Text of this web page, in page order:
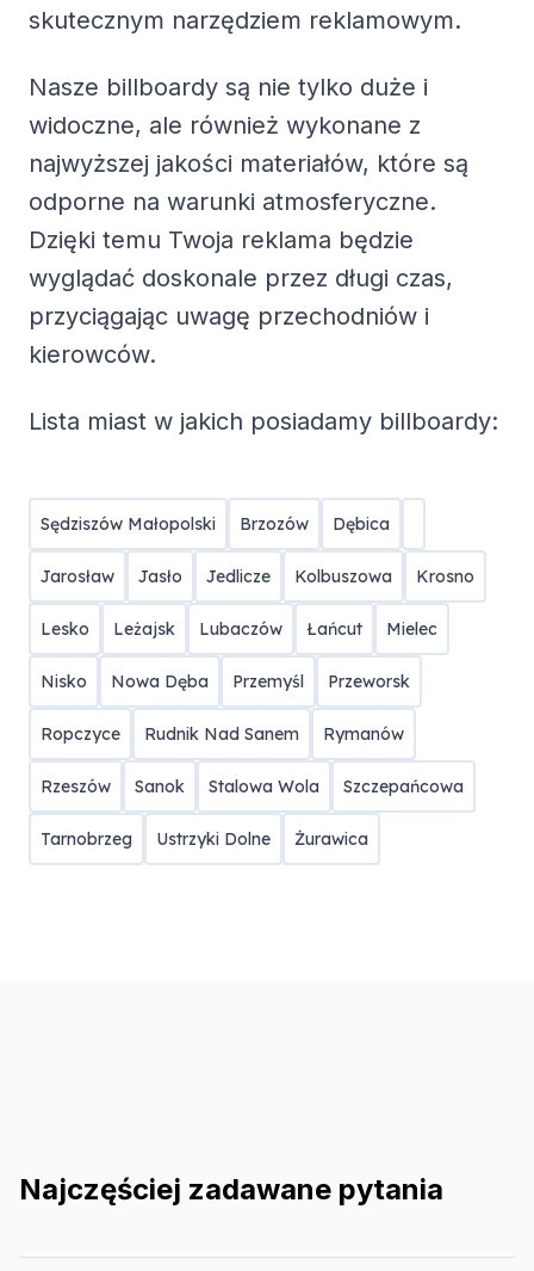
skutecznym narzędziem reklamowym.
Nasze billboardy są nie tylko duże i
widoczne, ale również wykonane z
najwyższej jakości materiałów, które są
odporne na warunki atmosferyczne.
Dzięki temu Twoja reklama będzie
wyglądać doskonale przez długi czas,
przyciągając uwagę przechodniów i
kierowców.
Lista miast w jakich posiadamy billboardy:
Sędziszów Małopolski Brzozów Dębica
Jarosław Jasło Jedlicze Kolbuszowa Krosno
Lesko Leżajsk Lubaczów Łańcut Mielec
Nisko Nowa Dęba Przemyśl Przeworsk
Ropczyce Rudnik Nad Sanem Rymanów
Rzeszów Sanok Stalowa Wola Szczepańcowa
Tarnobrzeg Ustrzyki Dolne Żurawica
Najczęściej zadawane pytania